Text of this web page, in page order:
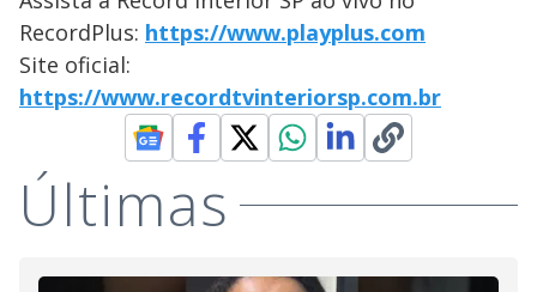
RecordPlus: https://www.playplus.com
Site oficial:
https://www.recordtvinteriorsp.com.br
Últimas